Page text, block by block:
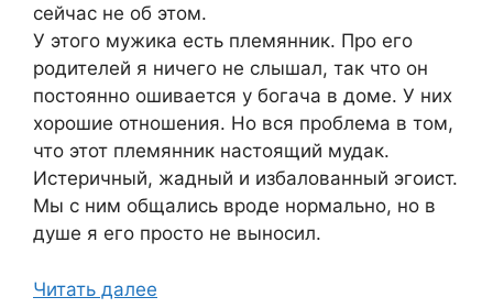
сейчас не об этом.
У этого мужика есть племянник. Про его
родителей я ничего не слышал, так что он
постоянно ошивается у богача в доме. У них
хорошие отношения. Но вся проблема в том,
что этот племянник настоящий мудак.
Истеричный, жадный и избалованный эгоист.
Мы с ним общались вроде нормально, но в
душе я его просто не выносил.
Читать далее